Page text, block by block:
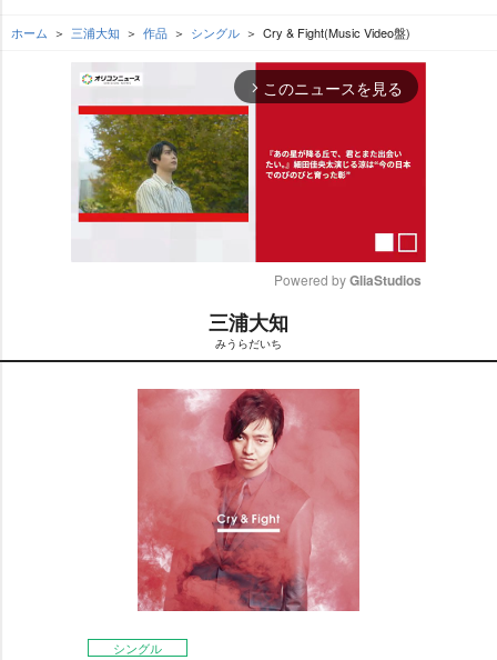
ホーム 三浦大知 作品 シングル Cry & Fight(Music Video盤)
arrow_forward_ios このニュースを見る
t
e
Powered by GliaStudios
三浦大知
みうらだいち
シングル